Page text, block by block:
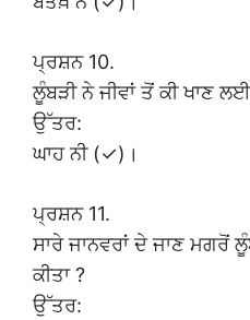
ਪ੍ਰਸ਼ਨ 10.
ਲੂੰਬੜੀ ਨੇ ਜੀਵਾਂ ਤੋਂ ਕੀ ਖਾਣ
ਉੱਤਰ:
ਘਾਹ ਨੀ (✓)।
ਪ੍ਰਸ਼ਨ 11.
ਸਾਰੇ ਜਾਨਵਰਾਂ ਦੇ ਜਾਣ ਮਗਰੋਂ
ਕੀਤਾ ?
ਉੱਤਰ: